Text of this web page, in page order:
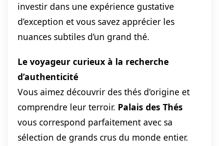
investir dans une expérience gustative
d’exception et vous savez apprécier les
nuances subtiles d’un grand thé.
Le voyageur curieux à la recherche
d’authenticité
Vous aimez découvrir des thés d’origine et
comprendre leur terroir. Palais des Thés
vous correspond parfaitement avec sa
sélection de grands crus du monde entier.